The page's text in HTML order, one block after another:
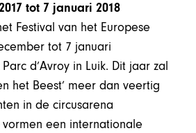
tot 7 januari 2018
Festival van het Europese
tot 7 januari
d’Avroy in Luik. Dit jaar zal
het Beest’ meer dan veertig
in de circusarena
een internationale